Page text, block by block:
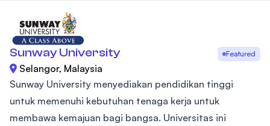
Sunway University Featured
Selangor, Malaysia
Sunway University menyediakan pendidikan tinggi
untuk memenuhi kebutuhan tenaga kerja untuk
membawa kemajuan bagi bangsa. Universitas ini